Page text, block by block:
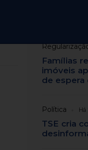
Famílias
imóveis
de espera
Política Há
TSE cria